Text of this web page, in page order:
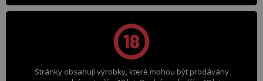
Stránky obsahují výrobky, které mohou být prodávány